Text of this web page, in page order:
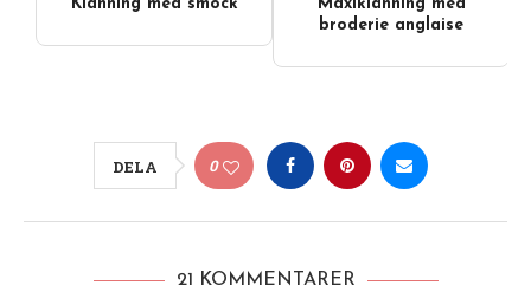
Klänning med smock
Maxiklänning med
broderie anglaise
DELA 0
21 KOMMENTARER